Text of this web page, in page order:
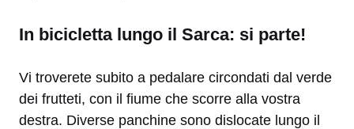
In bicicletta lungo il Sarca: si parte!
Vi troverete subito a pedalare circondati dal verde
dei frutteti, con il fiume che scorre alla vostra
destra. Diverse panchine sono dislocate lungo il